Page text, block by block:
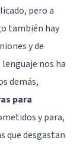
pero a
también hay
y de
nos ha
demás,
para
y para,
que desgastan